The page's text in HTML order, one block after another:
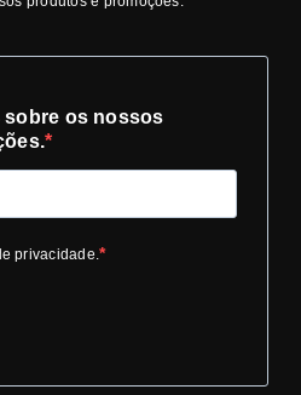
sobre os nossos
privacidade.